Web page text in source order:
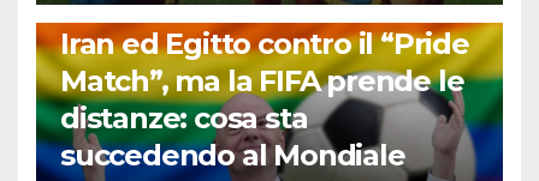
FUORI DAL CAMPO: CALCIO, GOSSIP E NON SOLO
Iran ed Egitto contro il “Pride
Match”, ma la FIFA prende le
distanze: cosa sta
succedendo al Mondiale